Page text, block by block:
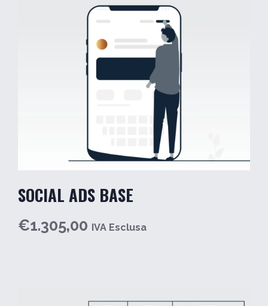
SOCIAL ADS BASE
€1.305,00 IVA Esclusa